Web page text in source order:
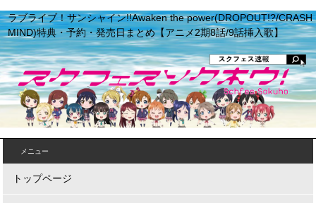
ラブライブ！サンシャイン!!Awaken the power(DROPOUT!?/CRASH
MIND)特典・予約・発売日まとめ【アニメ2期8話/9話挿入歌】
メニュー
トップページ